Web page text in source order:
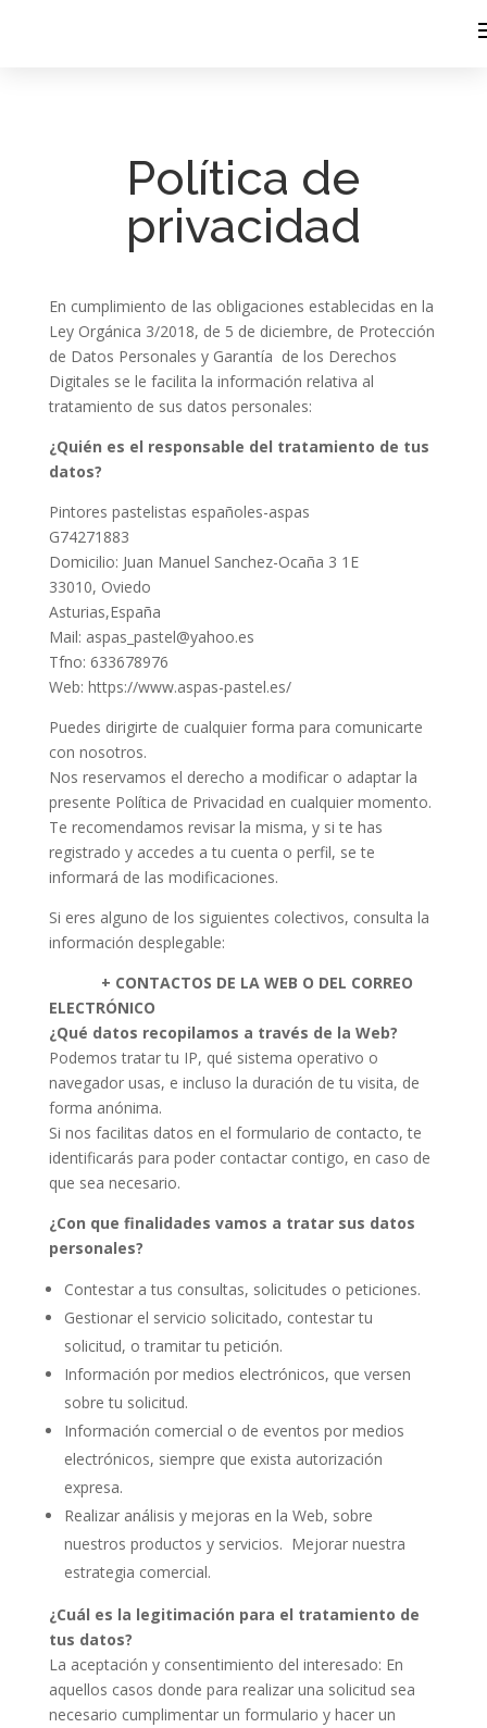
Política de
privacidad
En cumplimiento de las obligaciones establecidas en la
Ley Orgánica 3/2018, de 5 de diciembre, de Protección
de Datos Personales y Garantía de los Derechos
Digitales se le facilita la información relativa al
tratamiento de sus datos personales:
¿Quién es el responsable del tratamiento de tus
datos?
Pintores pastelistas españoles-aspas
G74271883
Domicilio: Juan Manuel Sanchez-Ocaña 3 1E
33010, Oviedo
Asturias,España
Mail: aspas_pastel@yahoo.es
Tfno: 633678976
Web: https://www.aspas-pastel.es/
Puedes dirigirte de cualquier forma para comunicarte
con nosotros.
Nos reservamos el derecho a modificar o adaptar la
presente Política de Privacidad en cualquier momento.
Te recomendamos revisar la misma, y si te has
registrado y accedes a tu cuenta o perfil, se te
informará de las modificaciones.
Si eres alguno de los siguientes colectivos, consulta la
información desplegable:
+ CONTACTOS DE LA WEB O DEL CORREO
ELECTRÓNICO
¿Qué datos recopilamos a través de la Web?
Podemos tratar tu IP, qué sistema operativo o
navegador usas, e incluso la duración de tu visita, de
forma anónima.
Si nos facilitas datos en el formulario de contacto, te
identificarás para poder contactar contigo, en caso de
que sea necesario.
¿Con que finalidades vamos a tratar sus datos
personales?
Contestar a tus consultas, solicitudes o peticiones.
Gestionar el servicio solicitado, contestar tu
solicitud, o tramitar tu petición.
Información por medios electrónicos, que versen
sobre tu solicitud.
Información comercial o de eventos por medios
electrónicos, siempre que exista autorización
expresa.
Realizar análisis y mejoras en la Web, sobre
nuestros productos y servicios. Mejorar nuestra
estrategia comercial.
¿Cuál es la legitimación para el tratamiento de
tus datos?
La aceptación y consentimiento del interesado: En
aquellos casos donde para realizar una solicitud sea
necesario cumplimentar un formulario y hacer un